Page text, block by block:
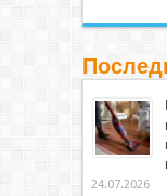
24.07.2026